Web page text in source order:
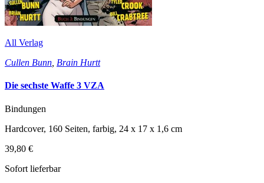
All Verlag
Cullen Bunn Brain Hurtt
Die sechste Waffe 3 VZA
Bindungen
Hardcover, 160 Seiten, farbig, 24 x 17 x 1,6 cm
39,80 €
Sofort lieferbar